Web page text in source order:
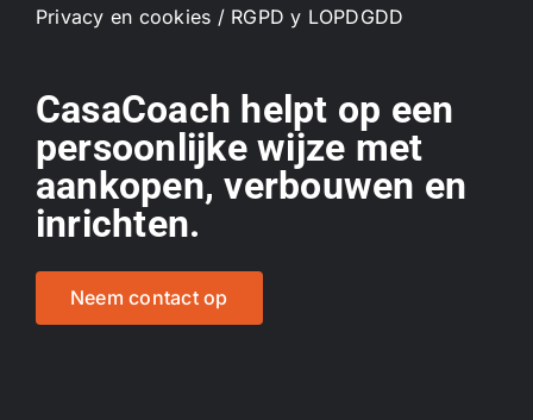
Privacy en cookies / RGPD y LOPDGDD
CasaCoach helpt op een
persoonlijke wijze met
aankopen, verbouwen en
inrichten.
Neem contact op